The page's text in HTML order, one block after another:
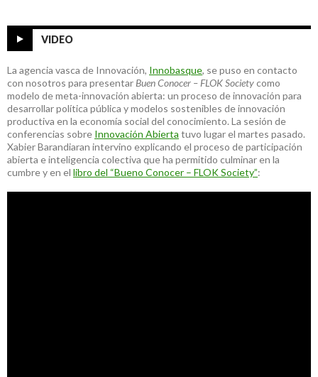
VIDEO
La agencia vasca de Innovación, Innobasque, se puso en contacto
con nosotros para presentar Buen Conocer – FLOK Societycomo
modelo de meta-innovación abierta: un proceso de innovación para
desarrollar política pública y modelos sostenibles de innovación
productiva en la economía social del conocimiento. La sesión de
conferencias sobre Innovación Abierta tuvo lugar el martes pasado.
Xabier Barandiaran intervino explicando el proceso de participación
abierta e inteligencia colectiva que ha permitido culminar en la
cumbre y en el libro del “Bueno Conocer – FLOK Society”: